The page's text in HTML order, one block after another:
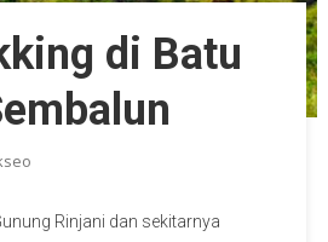
di Batu
Rinjani dan sekitarnya